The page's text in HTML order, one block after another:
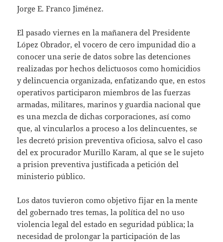
Jorge E. Franco Jiménez.
El pasado viernes en la mañanera del Presidente
López Obrador, el vocero de cero impunidad dio a
conocer una serie de datos sobre las detenciones
realizadas por hechos delictuosos como homicidios
y delincuencia organizada, enfatizando que, en estos
operativos participaron miembros de las fuerzas
armadas, militares, marinos y guardia nacional que
es una mezcla de dichas corporaciones, así como
que, al vincularlos a proceso a los delincuentes, se
les decretó prision preventiva oficiosa, salvo el caso
del ex procurador Murillo Karam, al que se le sujeto
a prision preventiva justificada a petición del
ministerio público.
Los datos tuvieron como objetivo fijar en la mente
del gobernado tres temas, la política del no uso
violencia legal del estado en seguridad pública; la
necesidad de prolongar la participación de las